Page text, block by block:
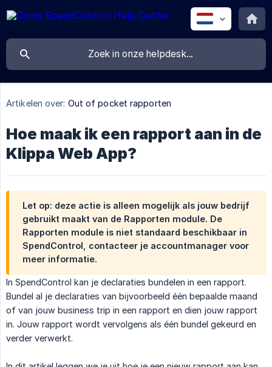
Artikelen over: Out of pocket rapporten
Hoe maak ik een rapport aan in de
Klippa Web App?
Let op: deze actie is alleen mogelijk als jouw bedrijf
gebruikt maakt van de Rapporten module. De
Rapporten module is niet standaard beschikbaar in
SpendControl, contacteer je accountmanager voor
meer informatie.
In SpendControl kan je declaraties bundelen in een rapport.
Bundel al je declaraties van bijvoorbeeld één bepaalde maand
of van jouw business trip in een rapport en dien jouw rapport
in. Jouw rapport wordt vervolgens als één bundel gekeurd en
verder verwerkt.